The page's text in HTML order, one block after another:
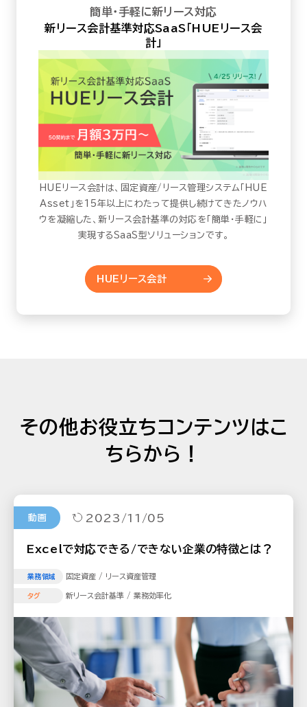
簡単・手軽に新リース対応
新リース会計基準対応SaaS「HUEリース会
計」
HUEリース会計は、固定資産/リース管理システム「HUE
Asset」を15年以上にわたって提供し続けてきたノウハ
ウを凝縮した、新リース会計基準の対応を「簡単・手軽に」
実現するSaaS型ソリューションです。
HUEリース会計
その他お役立ちコンテンツはこ
ちらから！
動画 2023/11/05
Excelで対応できる/できない企業の特徴とは？
業務領域 固定資産 / リース資産管理
タグ 新リース会計基準 / 業務効率化